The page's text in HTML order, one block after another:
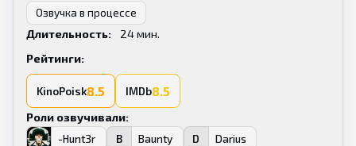
Озвучка в процессе
Длительность:
24мин.
Рейтинги:
KinoPoisk8.5 IMDb8.5
Роли озвучивали:
H -Hunt3r B Baunty D Darius